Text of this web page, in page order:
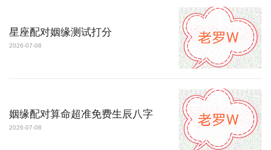
星座配对姻缘测试打分
2026-07-08
姻缘配对算命超准免费生辰八字
2026-07-08